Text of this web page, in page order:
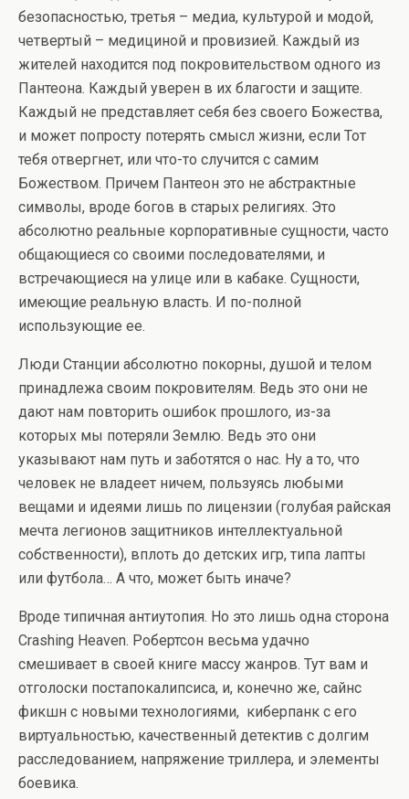
безопасностью, третья – медиа, культурой и модой,
четвертый – медициной и провизией. Каждый из
жителей находится под покровительством одного из
Пантеона. Каждый уверен в их благости и защите.
Каждый не представляет себя без своего Божества,
и может попросту потерять смысл жизни, если Тот
тебя отвергнет, или что-то случится с самим
Божеством. Причем Пантеон это не абстрактные
символы, вроде богов в старых религиях. Это
абсолютно реальные корпоративные сущности, часто
общающиеся со своими последователями, и
встречающиеся на улице или в кабаке. Сущности,
имеющие реальную власть. И по-полной
использующие ее.
Люди Станции абсолютно покорны, душой и телом
принадлежа своим покровителям. Ведь это они не
дают нам повторить ошибок прошлого, из-за
которых мы потеряли Землю. Ведь это они
указывают нам путь и заботятся о нас. Ну а то, что
человек не владеет ничем, пользуясь любыми
вещами и идеями лишь по лицензии (голубая райская
мечта легионов защитников интеллектуальной
собственности), вплоть до детских игр, типа лапты
или футбола… А что, может быть иначе?
Вроде типичная антиутопия. Но это лишь одна сторона
Crashing Heaven. Робертсон весьма удачно
смешивает в своей книге массу жанров. Тут вам и
отголоски постапокалипсиса, и, конечно же, сайнс
фикшн с новыми технологиями, киберпанк с его
виртуальностью, качественный детектив с долгим
расследованием, напряжение триллера, и элементы
боевика.